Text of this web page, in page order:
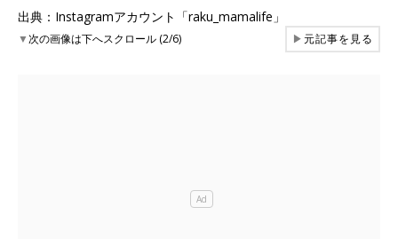
出典：Instagramアカウント「raku_mamalife」
▼次の画像は下へスクロール (2/6) ▶元記事を見る